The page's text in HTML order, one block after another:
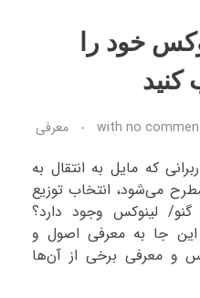
خود را
کنید
with no معرفی
که مایل به انتقال به
می‌شود، انتخاب توزیع
لینوکس وجود دارد؟
جا به معرفی اصول و
و معرفی برخی از آن‌ها